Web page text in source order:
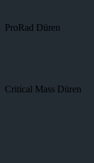
ProRad Düren
Critical Mass Düren